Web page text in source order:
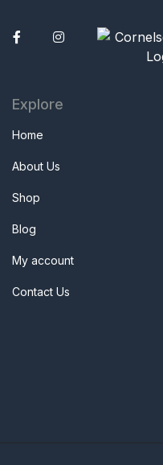
Facebook
Explore
Home
About Us
Shop
Blog
My account
Contact Us